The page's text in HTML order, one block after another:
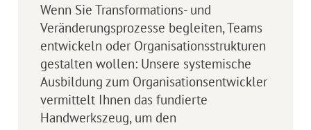
Wenn Sie Transformations- und
Veränderungsprozesse begleiten, Teams
entwickeln oder Organisationsstrukturen
gestalten wollen: Unsere systemische
Ausbildung zum Organisationsentwickler
vermittelt Ihnen das fundierte
Handwerkszeug, um den